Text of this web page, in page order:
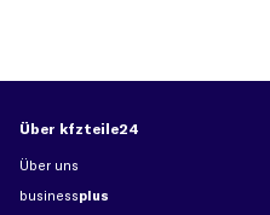
Über kfzteile24
Über uns
businessplus